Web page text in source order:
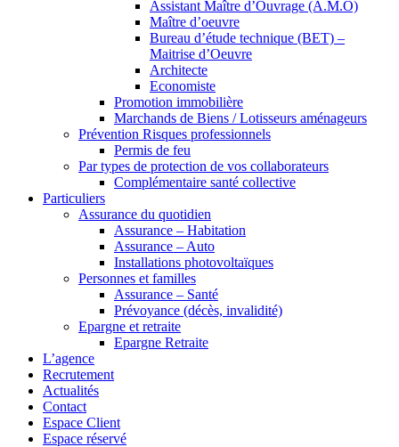
Assistant Maître d’Ouvrage (A.M.O)
Maître d’oeuvre
Bureau d’étude technique (BET) –
Maitrise d’Oeuvre
Architecte
Economiste
Promotion immobilière
Marchands de Biens / Lotisseurs aménageurs
Prévention Risques professionnels
Permis de feu
Par types de protection de vos collaborateurs
Complémentaire santé collective
Particuliers
Assurance du quotidien
Assurance – Habitation
Assurance – Auto
Installations photovoltaïques
Personnes et familles
Assurance – Santé
Prévoyance (décès, invalidité)
Epargne et retraite
Epargne Retraite
L’agence
Recrutement
Actualités
Contact
Espace Client
Espace réservé